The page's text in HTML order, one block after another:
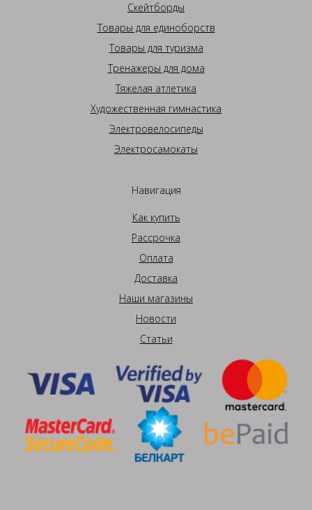
Скейтборды
Товары для единоборств
Товары для туризма
Тренажеры для дома
Тяжелая атлетика
Художественная гимнастика
Электровелосипеды
Электросамокаты
Навигация
Как купить
Рассрочка
Оплата
Доставка
Наши магазины
Новости
Статьи